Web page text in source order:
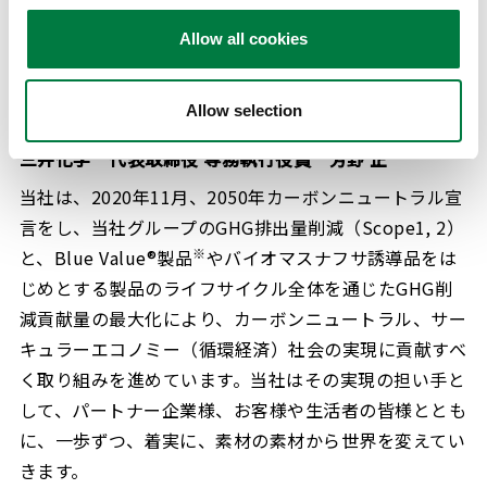
Allow all cookies
Allow selection
エネルギーへの転換、ケミカルリサイクルおよびネガテ
ィブエミッション技術の活用等によってCO２排出量の
削減に取り組み、2050年カーボンネットゼロを目指し
三井化学 代表取締役 専務執行役員 芳野 正
当社は、2020年11月、2050年カーボンニュートラル宣
言をし、当社グループのGHG排出量削減（Scope1, 2）
と、Blue Value®製品※やバイオマスナフサ誘導品をは
じめとする製品のライフサイクル全体を通じたGHG削
減貢献量の最大化により、カーボンニュートラル、サー
キュラーエコノミー（循環経済）社会の実現に貢献すべ
く取り組みを進めています。当社はその実現の担い手と
して、パートナー企業様、お客様や生活者の皆様ととも
に、一歩ずつ、着実に、素材の素材から世界を変えてい
きます。